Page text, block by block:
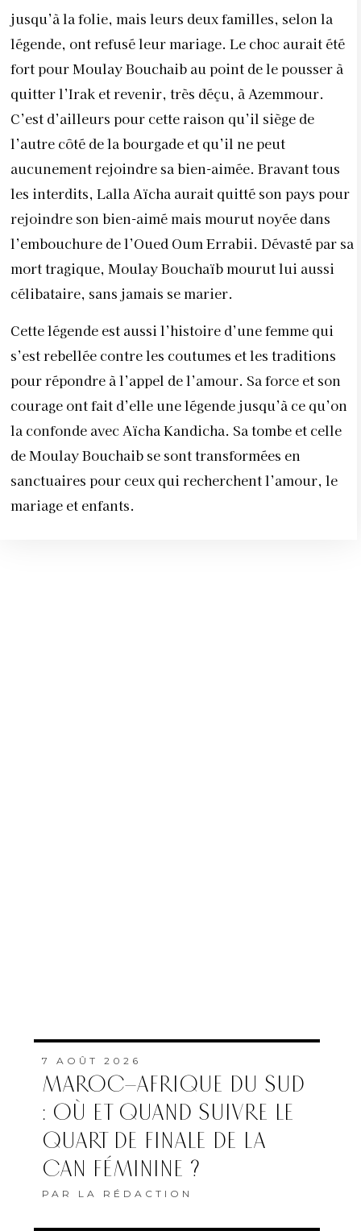
jusqu’à la folie, mais leurs deux familles, selon la
légende, ont refusé leur mariage. Le choc aurait été
fort pour Moulay Bouchaib au point de le pousser à
quitter l’Irak et revenir, très déçu, à Azemmour.
C’est d’ailleurs pour cette raison qu’il siège de
l’autre côté de la bourgade et qu’il ne peut
aucunement rejoindre sa bien-aimée. Bravant tous
les interdits, Lalla Aïcha aurait quitté son pays pour
rejoindre son bien-aimé mais mourut noyée dans
l’embouchure de l’Oued Oum Errabii. Dévasté par sa
mort tragique, Moulay Bouchaïb mourut lui aussi
célibataire, sans jamais se marier.
Cette légende est aussi l’histoire d’une femme qui
s’est rebellée contre les coutumes et les traditions
pour répondre à l’appel de l’amour. Sa force et son
courage ont fait d’elle une légende jusqu’à ce qu’on
la confonde avec Aïcha Kandicha. Sa tombe et celle
de Moulay Bouchaib se sont transformées en
sanctuaires pour ceux qui recherchent l’amour, le
mariage et enfants.
7 AOÛT 2026
MAROC–AFRIQUE DU SUD
: OÙ ET QUAND SUIVRE LE
QUART DE FINALE DE LA
CAN FÉMININE ?
PAR LA RÉDACTION